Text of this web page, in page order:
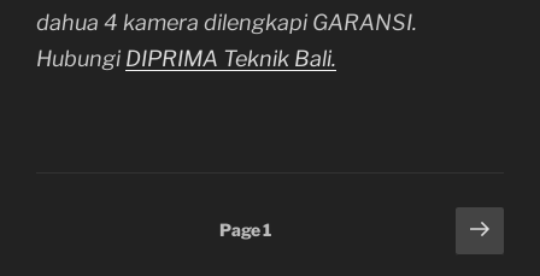
dahua 4 kamera dilengkapi GARANSI.
Hubungi DIPRIMA Teknik Bali.
Page1
Next
page